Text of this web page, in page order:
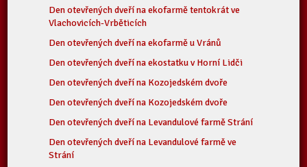
Den otevřených dveří na ekofarmě tentokrát ve
Vlachovicích-Vrběticích
Den otevřených dveří na ekofarmě u Vránů
Den otevřených dveří na ekostatku v Horní Lidči
Den otevřených dveří na Kozojedském dvoře
Den otevřených dveří na Kozojedském dvoře
Den otevřených dveří na Levandulové farmě Strání
Den otevřených dveří na Levandulové farmě ve
Strání